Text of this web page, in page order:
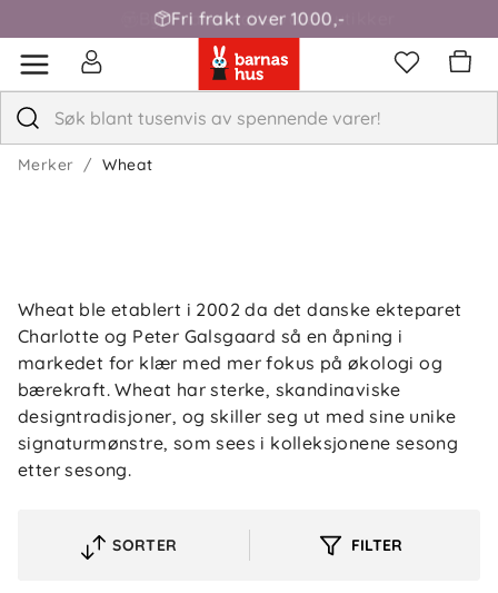
Fri frakt over 1000,-
Merker Wheat
Wheat ble etablert i 2002 da det danske ekteparet
Charlotte og Peter Galsgaard så en åpning i
markedet for klær med mer fokus på økologi og
bærekraft. Wheat har sterke, skandinaviske
designtradisjoner, og skiller seg ut med sine unike
signaturmønstre, som sees i kolleksjonene sesong
etter sesong.
SORTER FILTER